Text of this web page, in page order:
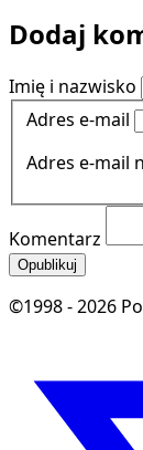
Dodaj
Imię i nazwisko
Adres e-mail
Adres e-mail
Komentarz
Opublikuj
©1998 - 2026